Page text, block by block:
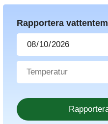
Rapportera